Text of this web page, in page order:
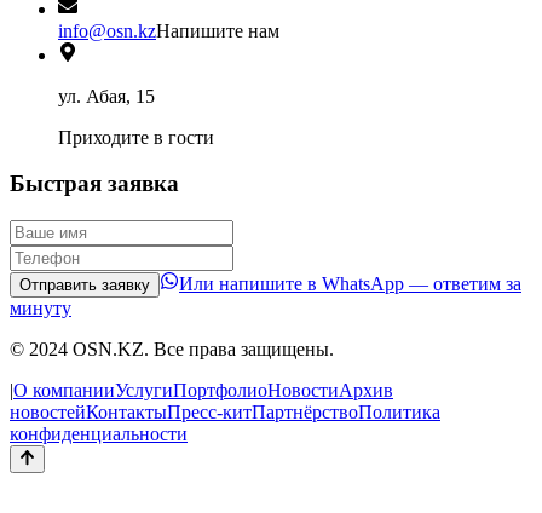
info@osn.kzНапишите нам
ул. Абая, 15
Приходите в гости
Быстрая заявка
Отправить заявку
Или напишите в WhatsApp — ответим за
минуту
© 2024 OSN.KZ. Все права защищены.
|О компанииУслугиПортфолиоНовостиАрхив
новостейКонтактыПресс-китПартнёрствоПолитика
конфиденциальности